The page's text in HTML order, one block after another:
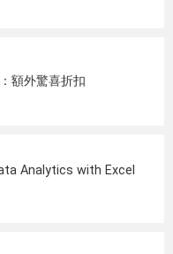
額外驚喜折扣
Analytics with Excel